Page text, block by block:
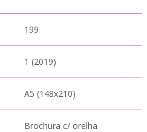
199
1 (2019)
A5 (148x210)
Brochura c/ orelha